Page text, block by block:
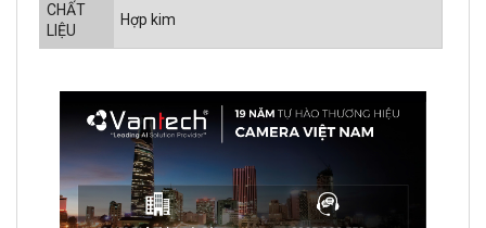
CHẤT
LIỆU
Hợp kim